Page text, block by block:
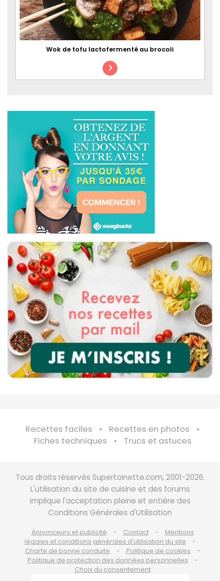
Wok de tofu lactofermenté au brocoli
Recettes faciles
Recettes en photos
Fiches techniques
Trucs et astuces
Tous droits réservés Supertoinette.com, 2001-2026.
L'utilisation du site de cuisine et des forums
implique l'acceptation pleine et entière des
Conditions Générales d'Utilisation
Annonceurs et publicité Contact
Mentions
légales et conditions générales d'utilisation du site
Charte de bonne conduite
Politique de cookies
Politique de protection des données personnelles
Choix du consentement